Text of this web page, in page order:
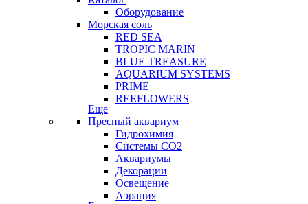
Оборудование
Морская соль
RED SEA
TROPIC MARIN
BLUE TREASURE
AQUARIUM SYSTEMS
PRIME
REEFLOWERS
Еще
Пресный аквариум
Гидрохимия
Системы СО2
Аквариумы
Декорации
Освещение
Аэрация